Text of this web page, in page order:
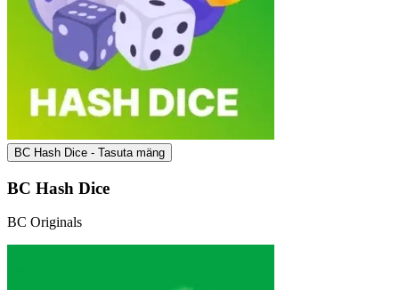
BC Hash Dice - Tasuta mäng
BC Hash Dice
BC Originals